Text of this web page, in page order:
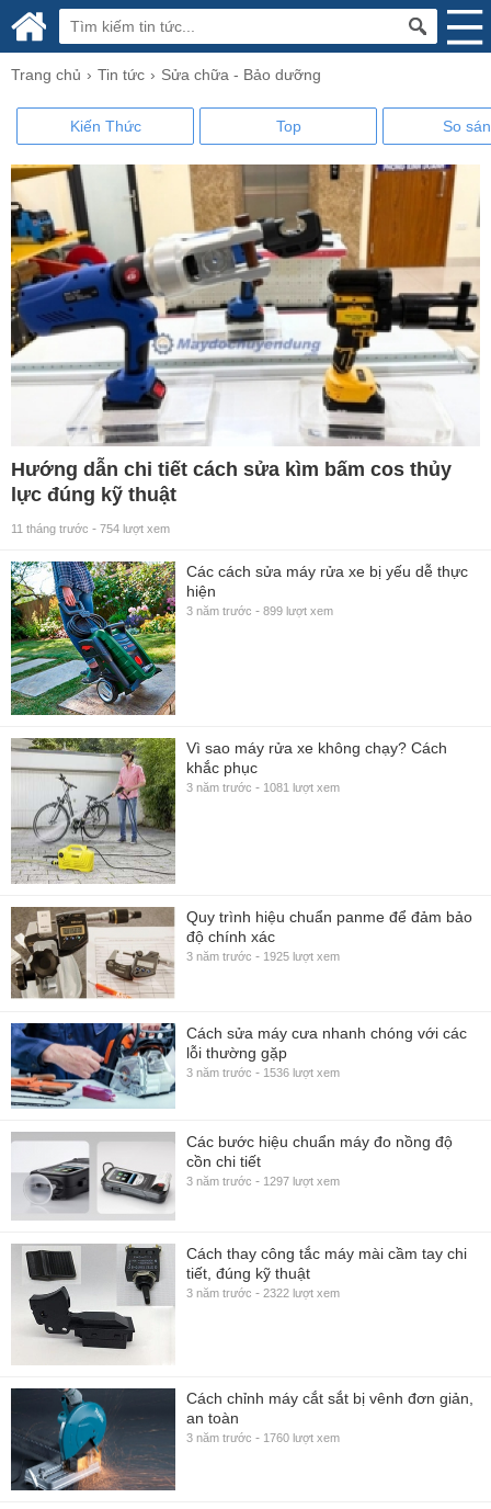
Trang chủ Tin tức Sửa chữa - Bảo dưỡng
Kiến Thức Top So
Hướng dẫn chi tiết cách sửa kìm bấm cos thủy
lực đúng kỹ thuật
11 tháng trước - 754 lượt xem
Các cách sửa máy rửa xe bị yếu dễ thực
hiện
3 năm trước - 899 lượt xem
Vì sao máy rửa xe không chạy? Cách
khắc phục
3 năm trước - 1081 lượt xem
Quy trình hiệu chuẩn panme để đảm bảo
độ chính xác
3 năm trước - 1925 lượt xem
Cách sửa máy cưa nhanh chóng với các
lỗi thường gặp
3 năm trước - 1536 lượt xem
Các bước hiệu chuẩn máy đo nồng độ
cồn chi tiết
3 năm trước - 1297 lượt xem
Cách thay công tắc máy mài cầm tay chi
tiết, đúng kỹ thuật
3 năm trước - 2322 lượt xem
Cách chỉnh máy cắt sắt bị vênh đơn giản,
an toàn
3 năm trước - 1760 lượt xem